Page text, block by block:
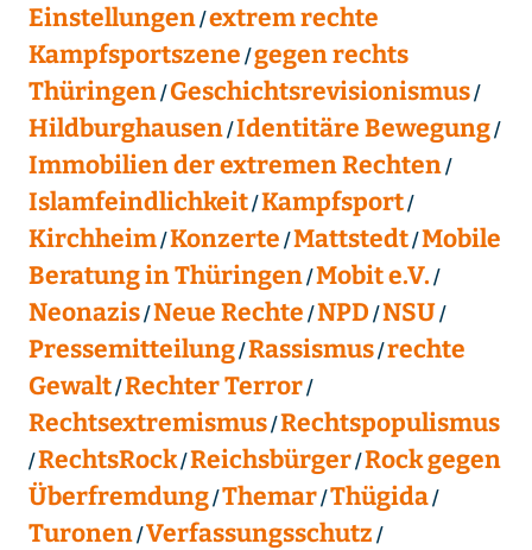
Einstellungen extrem rechte
Kampfsportszene gegen rechts
Thüringen Geschichtsrevisionismus
Hildburghausen Identitäre Bewegung
Immobilien der extremen Rechten
Islamfeindlichkeit Kampfsport
Kirchheim Konzerte Mattstedt Mobile
Beratung in Thüringen Mobit e.V.
Neonazis Neue Rechte NPD NSU
Pressemitteilung Rassismus rechte
Gewalt Rechter Terror
Rechtsextremismus Rechtspopulismus
RechtsRock Reichsbürger Rock gegen
Überfremdung Themar Thügida
Turonen Verfassungsschutz